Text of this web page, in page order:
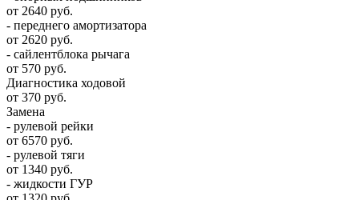
от 2640 руб.
- переднего амортизатора
от 2620 руб.
- сайлентблока рычага
от 570 руб.
Диагностика ходовой
от 370 руб.
Замена
- рулевой рейки
от 6570 руб.
- рулевой тяги
от 1340 руб.
- жидкости ГУР